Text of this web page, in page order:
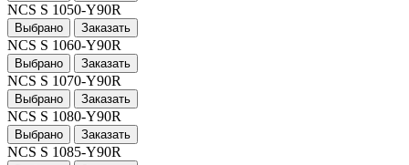
NCS S 1050-Y90R
Выбрано Заказать
NCS S 1060-Y90R
Выбрано Заказать
NCS S 1070-Y90R
Выбрано Заказать
NCS S 1080-Y90R
Выбрано Заказать
NCS S 1085-Y90R